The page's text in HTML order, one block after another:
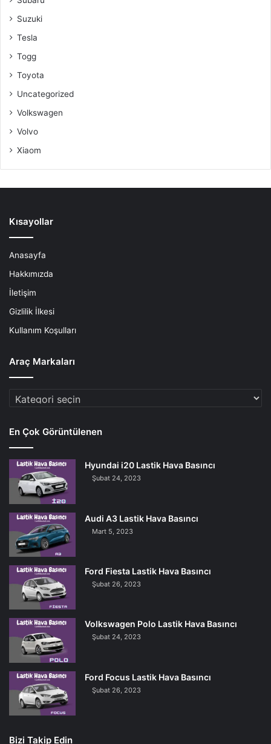
Suzuki
Tesla
Togg
Toyota
Uncategorized
Volkswagen
Volvo
Xiaom
Kısayollar
Anasayfa
Hakkımızda
İletişim
Gizlilik İlkesi
Kullanım Koşulları
Araç Markaları
Araç
En Çok Görüntülenen
Hyundai i20 Lastik Hava Basıncı
Şubat 24, 2023
Audi A3 Lastik Hava Basıncı
Mart 5, 2023
Ford Fiesta Lastik Hava Basıncı
Şubat 26, 2023
Volkswagen Polo Lastik Hava Basıncı
Şubat 24, 2023
Ford Focus Lastik Hava Basıncı
Şubat 26, 2023
Bizi Takip Edin